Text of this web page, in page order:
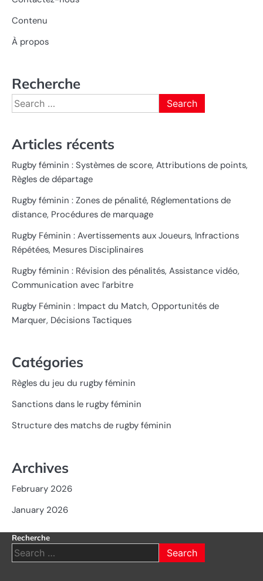
Contenu
À propos
Recherche
Search
for:
Articles récents
Rugby féminin : Systèmes de score, Attributions de points,
Règles de départage
Rugby féminin : Zones de pénalité, Réglementations de
distance, Procédures de marquage
Rugby Féminin : Avertissements aux Joueurs, Infractions
Répétées, Mesures Disciplinaires
Rugby féminin : Révision des pénalités, Assistance vidéo,
Communication avec l’arbitre
Rugby Féminin : Impact du Match, Opportunités de
Marquer, Décisions Tactiques
Catégories
Règles du jeu du rugby féminin
Sanctions dans le rugby féminin
Structure des matchs de rugby féminin
Archives
February 2026
January 2026
Recherche
Search
for: